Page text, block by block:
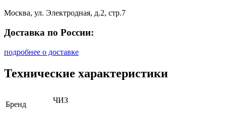
Москва, ул. Электродная, д.2, стр.7
Доставка по России:
подробнее о доставке
Технические характеристики
Бренд ЧИЗ